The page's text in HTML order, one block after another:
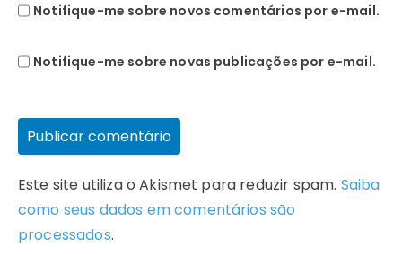
Notifique-me sobre novos comentários por e-mail.
Notifique-me sobre novas publicações por e-mail.
Este site utiliza o Akismet para reduzir spam. Saiba
como seus dados em comentários são
processados.